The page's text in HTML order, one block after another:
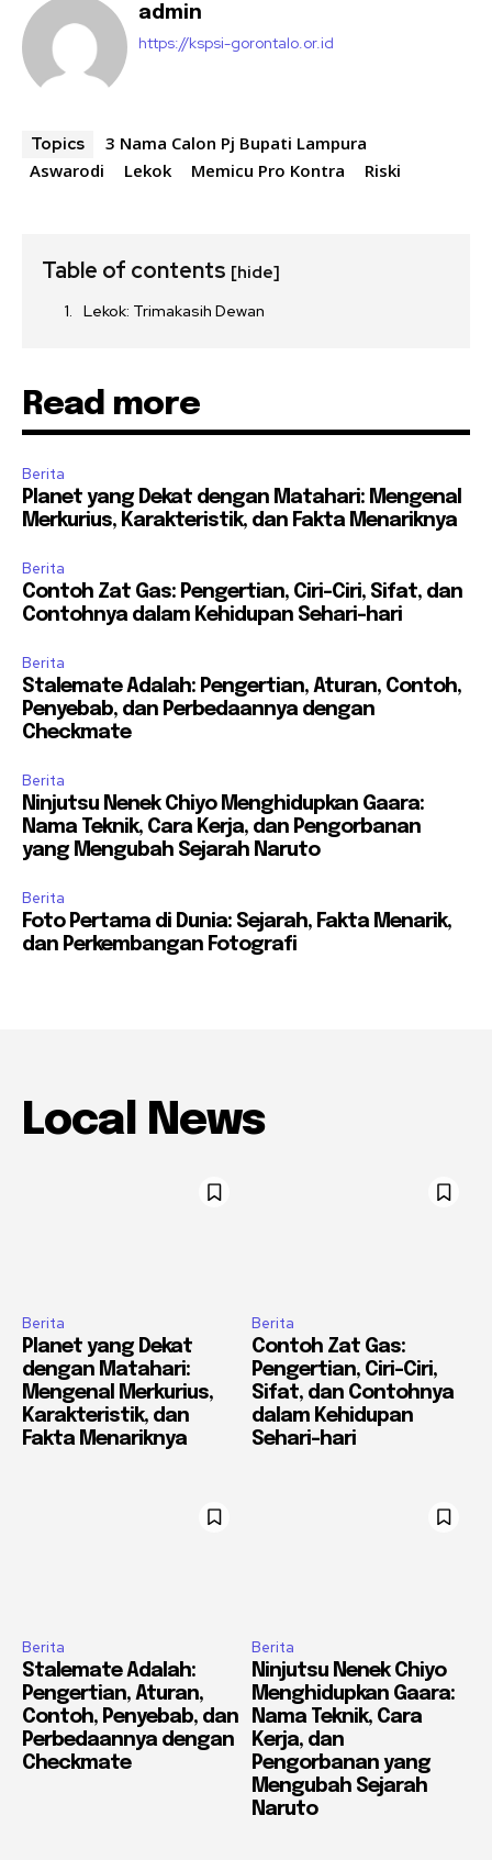
admin
https://kspsi-gorontalo.or.id
Topics
3 Nama Calon Pj Bupati Lampura
Aswarodi
Lekok Memicu Pro Kontra Riski
Table of contents [hide]
Lekok: Trimakasih Dewan
Read more
Berita
Planet yang Dekat dengan Matahari: Mengenal
Merkurius, Karakteristik, dan Fakta Menariknya
Berita
Contoh Zat Gas: Pengertian, Ciri-Ciri, Sifat, dan
Contohnya dalam Kehidupan Sehari-hari
Berita
Stalemate Adalah: Pengertian, Aturan, Contoh,
Penyebab, dan Perbedaannya dengan
Checkmate
Berita
Ninjutsu Nenek Chiyo Menghidupkan Gaara:
Nama Teknik, Cara Kerja, dan Pengorbanan
yang Mengubah Sejarah Naruto
Berita
Foto Pertama di Dunia: Sejarah, Fakta Menarik,
dan Perkembangan Fotografi
Local News
Berita
Planet yang Dekat
dengan Matahari:
Mengenal Merkurius,
Karakteristik, dan
Fakta Menariknya
Berita
Contoh Zat Gas:
Pengertian, Ciri-Ciri,
Sifat, dan Contohnya
dalam Kehidupan
Sehari-hari
Berita
Stalemate Adalah:
Pengertian, Aturan,
Contoh, Penyebab, dan
Perbedaannya dengan
Checkmate
Berita
Ninjutsu Nenek Chiyo
Menghidupkan Gaara:
Nama Teknik, Cara
Kerja, dan
Pengorbanan yang
Mengubah Sejarah
Naruto